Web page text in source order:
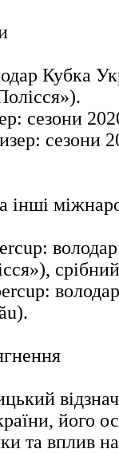
Кубка
сезони
сезони
інші
його
та вплив